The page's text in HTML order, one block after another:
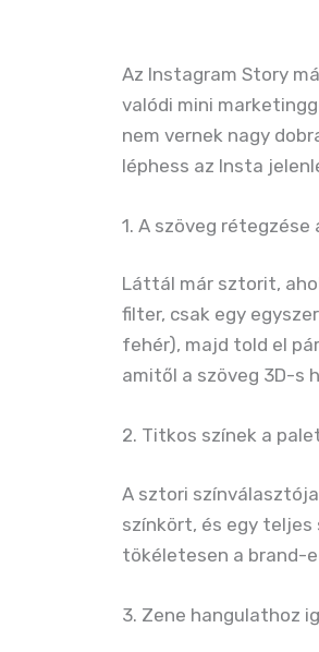
Az Instagram Story
valódi mini
nem vernek nagy
léphess az Insta
1. A szöveg rétegzése
Láttál már sztorit,
filter, csak egy
fehér), majd told el
amitől a szöveg 3D-s
2. Titkos színek a
A sztori
színkört, és egy
tökéletesen a brand-
3. Zene hangulathoz